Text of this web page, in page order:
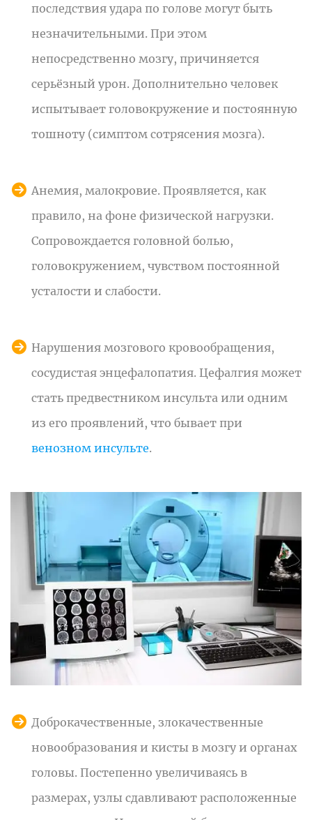
последствия удара по голове могут быть
незначительными. При этом
непосредственно мозгу, причиняется
серьёзный урон. Дополнительно человек
испытывает головокружение и постоянную
тошноту (симптом сотрясения мозга).
Анемия, малокровие. Проявляется, как
правило, на фоне физической нагрузки.
Сопровождается головной болью,
головокружением, чувством постоянной
усталости и слабости.
Нарушения мозгового кровообращения,
сосудистая энцефалопатия. Цефалгия может
стать предвестником инсульта или одним
из его проявлений, что бывает при
венозном инсульте.
Доброкачественные, злокачественные
новообразования и кисты в мозгу и органах
головы. Постепенно увеличиваясь в
размерах, узлы сдавливают расположенные